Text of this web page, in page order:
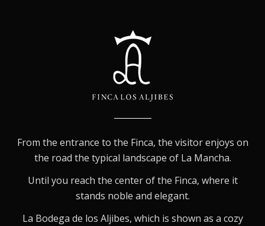
From the entrance to the Finca, the visitor enjoys on
the road the typical landscape of La Mancha.
Until you reach the center of the Finca, where it
stands noble and elegant.
La Bodega de los Aljibes, which is shown as a cozy